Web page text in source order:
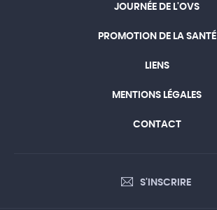
JOURNÉE DE L'OVS
PROMOTION DE LA SANTÉ
LIENS
MENTIONS LÉGALES
CONTACT
S'INSCRIRE